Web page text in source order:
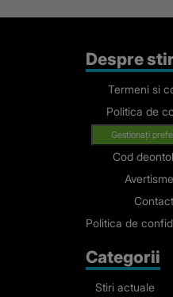
Despre
Termeni si
Politica de
Gestionați
Cod
Contact
Politica de
Categorii
Stiri actuale